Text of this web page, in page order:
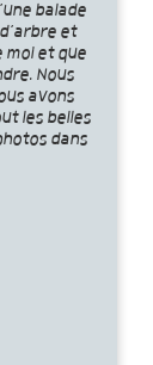
balade
et
moi et que
Nous
avons
les belles
dans